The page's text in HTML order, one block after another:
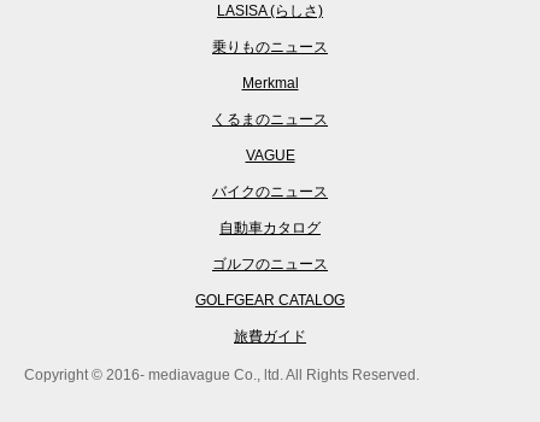
LASISA (らしさ)
乗りものニュース
Merkmal
くるまのニュース
VAGUE
バイクのニュース
自動車カタログ
ゴルフのニュース
GOLFGEAR CATALOG
旅費ガイド
Copyright © 2016- mediavague Co., ltd. All Rights Reserved.